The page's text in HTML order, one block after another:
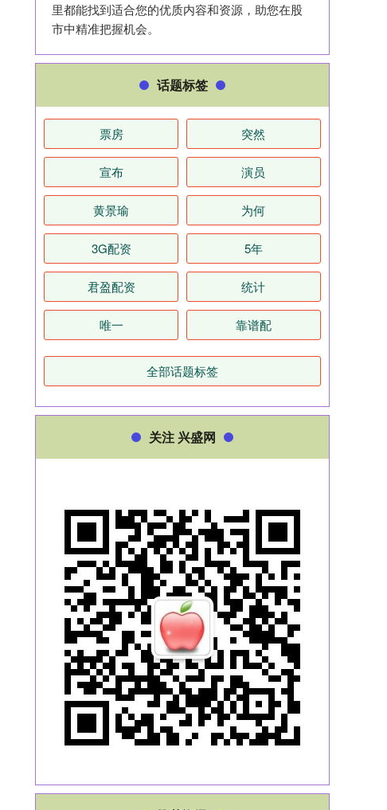
里都能找到适合您的优质内容和资源，助您在股
市中精准把握机会。
话题标签
票房 突然
宣布 演员
黄景瑜 为何
3G配资 5年
君盈配资 统计
唯一 靠谱配
全部话题标签
关注 兴盛网